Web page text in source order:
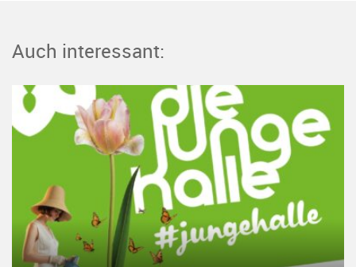
Auch interessant: